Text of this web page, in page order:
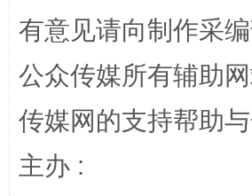
有意见请向制作采
公众传媒所有辅助
传媒网的支持帮助
主办 :